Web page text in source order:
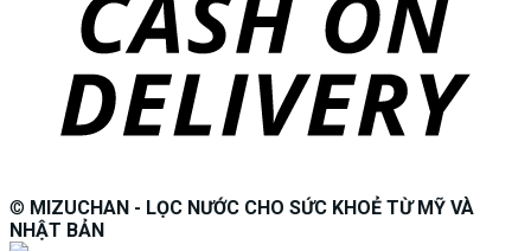
© MIZUCHAN - LỌC NƯỚC CHO SỨC KHOẺ TỪ MỸ VÀ
NHẬT BẢN